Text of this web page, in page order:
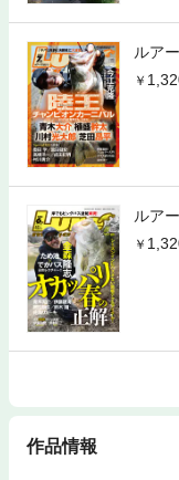
ルア
ルア
作品情報